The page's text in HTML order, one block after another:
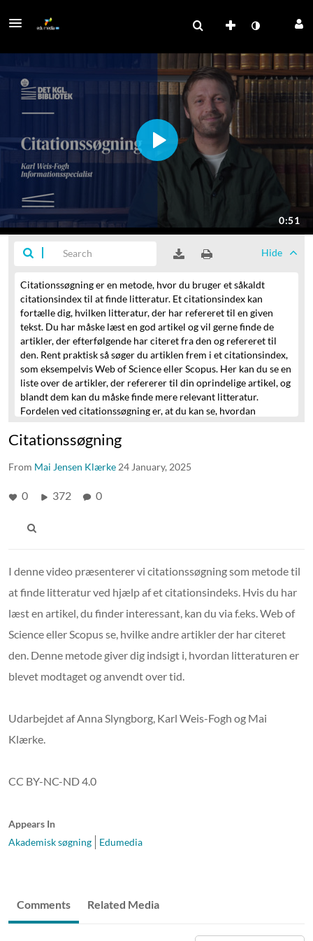
Hide
Citationssøgning er en metode, hvor du bruger et såkaldt
citationsindex til at finde litteratur. Et citationsindex kan
fortælle dig, hvilken litteratur, der har refereret til en given
tekst. Du har måske læst en god artikel og vil gerne finde de
artikler,der efterfølgende har citeret fra den og refereret til
den. Rent praktisk så søger du artiklen frem i et citationsindex,
som eksempelvis Web of Science eller Scopus. Her kan du se en
liste over de artikler, der refererer til din oprindelige artikel,og
blandt dem kan du måske finde mere relevant litteratur.
Fordelen ved citationssøgning er, at du kan se, hvordan
Der kan dog findes en risiko for, at den litteratur,
være ensporet og uden modargumenter.
Citationssøgning
From Mai Jensen Klærke 24 January, 2025
0 372 0
I denne video præsenterer vi citationssøgning som metode til
at finde litteratur ved hjælp af et citationsindeks. Hvis du har
læst en artikel, du finder interessant, kan du via f.eks. Web of
Science eller Scopus se, hvilke andre artikler der har citeret
den. Denne metode giver dig indsigt i, hvordan litteraturen er
blevet modtaget og anvendt over tid.
Udarbejdet af Anna Slyngborg, Karl Weis-Fogh og Mai
Klærke.
CC BY-NC-ND 4.0
Appears In
Akademisk søgning
Edumedia
Comments Related Media